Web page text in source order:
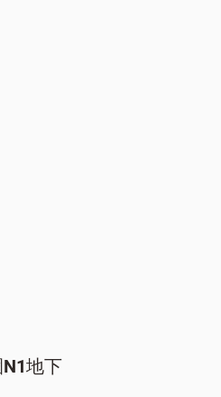
地下